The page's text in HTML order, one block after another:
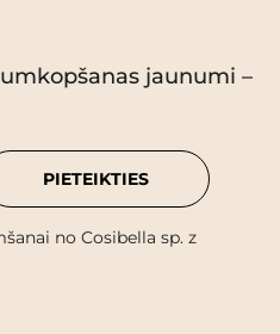
jaunumi –
no Cosibella sp. z
PIETEIKTIES